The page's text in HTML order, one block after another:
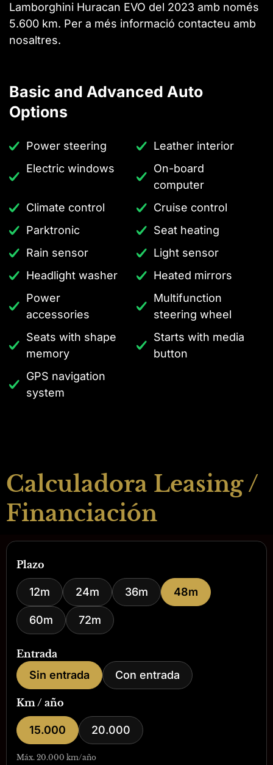
Lamborghini Huracan EVO del 2023 amb només
5.600 km. Per a més informació contacteu amb
nosaltres.
Basic and Advanced Auto
Options
Power steering
Leather interior
Electric windows
On-board
computer
Climate control
Cruise control
Parktronic
Seat heating
Rain sensor
Light sensor
Headlight washer
Heated mirrors
Power
accessories
Multifunction
steering wheel
Seats with shape
memory
Starts with media
button
GPS navigation
system
Calculadora Leasing /
Financiación
Plazo
12m 24m 36m 48m
60m 72m
Entrada
Sin entrada Con entrada
Km / año
15.000 20.000
Máx. 20.000 km/año